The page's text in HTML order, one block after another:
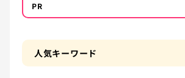
PR
人気キーワード